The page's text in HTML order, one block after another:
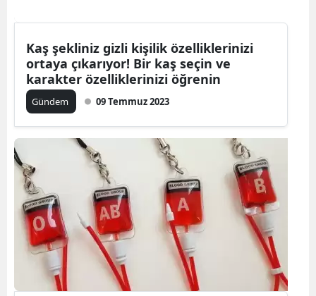
Kaş şekliniz gizli kişilik özelliklerinizi
ortaya çıkarıyor! Bir kaş seçin ve
karakter özelliklerinizi öğrenin
Gündem 09 Temmuz 2023